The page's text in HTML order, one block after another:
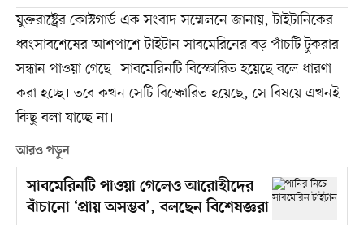
যুক্তরাষ্ট্রের কোস্টগার্ড এক সংবাদ সম্মেলনে জানায়, টাইটানিকের
ধ্বংসাবশেষের আশপাশে টাইটান সাবমেরিনের বড় পাঁচটি টুকরার
সন্ধান পাওয়া গেছে। সাবমেরিনটি বিস্ফোরিত হয়েছে বলে ধারণা
করা হচ্ছে। তবে কখন সেটি বিস্ফোরিত হয়েছে, সে বিষয়ে এখনই
কিছু বলা যাচ্ছে না।
আরও পড়ুন
সাবমেরিনটি পাওয়া গেলেও আরোহীদের
বাঁচানো ‘প্রায় অসম্ভব’, বলছেন বিশেষজ্ঞরা